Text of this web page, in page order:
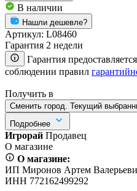
В наличии
Нашли дешевле?
Артикул: L08460
Гарантия 2 недели
Гарантия
соблюдении правил
Получить в
Сменить город. Текущий
Подробнее
Игрорай Продавец
О магазине
О магазине:
ИП Миронов Артем
ИНН 772162499292